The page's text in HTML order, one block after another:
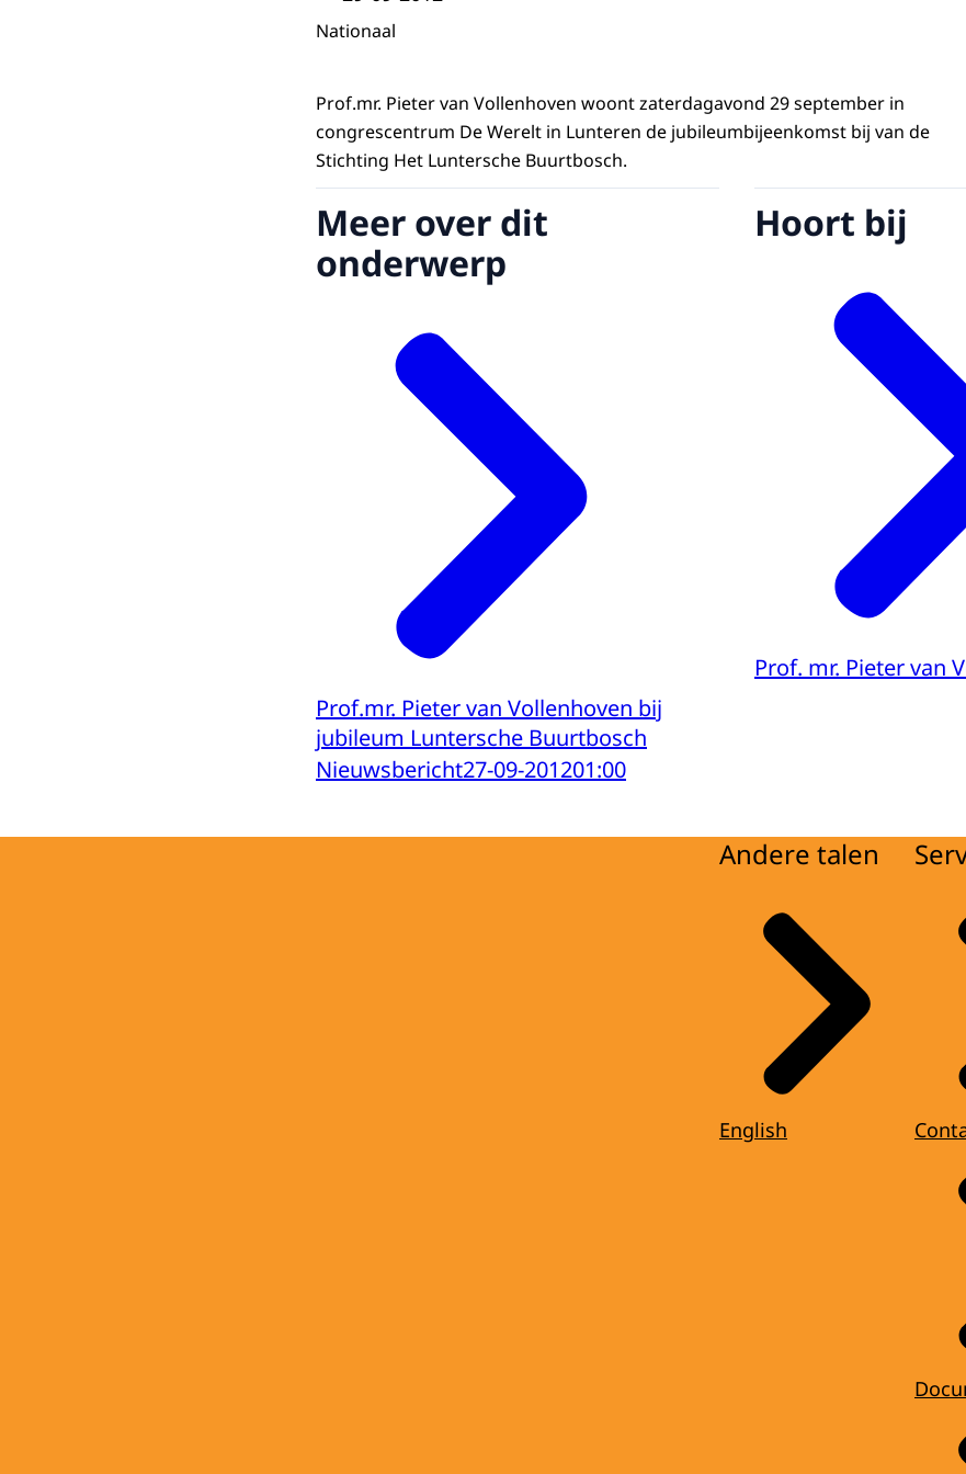
Nationaal
Prof.mr. Pieter van Vollenhoven woont zaterdagavond 29 september in
congrescentrum De Werelt in Lunteren de jubileumbijeenkomst bij van de
Stichting Het Luntersche Buurtbosch.
Meer over dit
onderwerp
Prof.mr. Pieter van Vollenhoven bij
jubileum Luntersche Buurtbosch
Nieuwsbericht27-09-201201:00
Hoort bij
Prof. mr. Pieter van
Andere talen
English